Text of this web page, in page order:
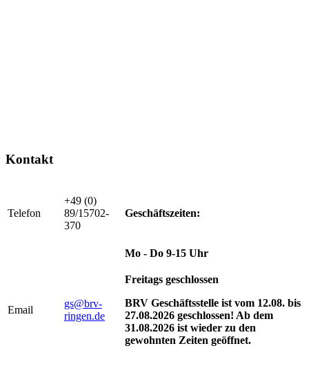
Kontakt
Telefon
+49 (0)
89/15702-
370
Geschäftszeiten:
Mo - Do 9-15 Uhr
Email
gs@brv-
ringen.de
Freitags geschlossen
BRV Geschäftsstelle ist vom 12.08. bis
27.08.2026 geschlossen! Ab dem
31.08.2026 ist wieder zu den
gewohnten Zeiten geöffnet.